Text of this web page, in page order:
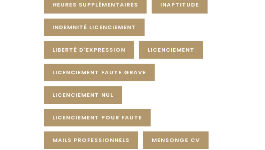
HEURES SUPPLÉMENTAIRES INAPTITUDE
INDEMNITÉ LICENCIEMENT
LIBERTÉ D'EXPRESSION LICENCIEMENT
LICENCIEMENT FAUTE GRAVE
LICENCIEMENT NUL
LICENCIEMENT POUR FAUTE
MAILS PROFESSIONNELS MENSONGE CV